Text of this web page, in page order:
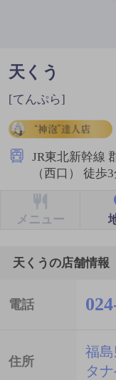
天くう
[てんぷら]
JR東北新幹線
（西口） 徒歩
メニュー
天くうの店舗情報
電話
住所
福
タ